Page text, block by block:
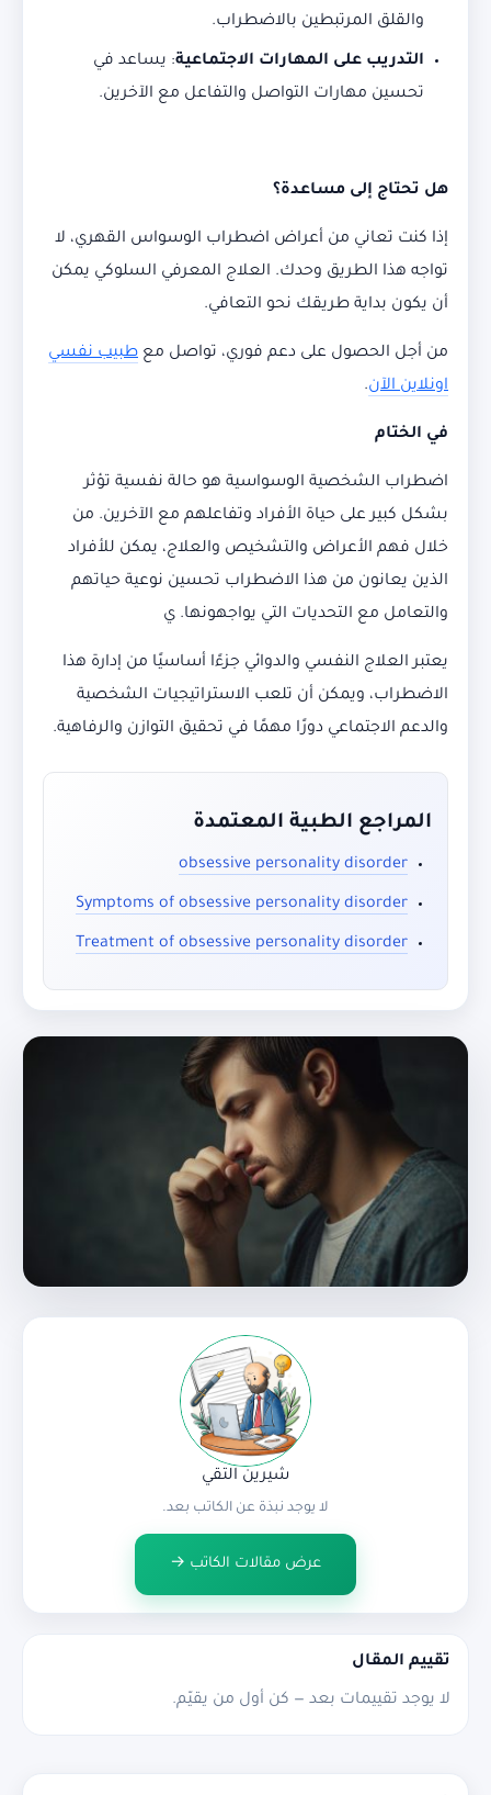
والقلق المرتبطين بالاضطراب.
التدريب على المهارات الاجتماعية: يساعد في
تحسين مهارات التواصل والتفاعل مع الآخرين.
هل تحتاج إلى مساعدة؟
إذا كنت تعاني من أعراض اضطراب الوسواس القهري، لا
تواجه هذا الطريق وحدك. العلاج المعرفي السلوكي يمكن
أن يكون بداية طريقك نحو التعافي.
من أجل الحصول على دعم فوري، تواصل مع طبيب نفسي
اونلاين الآن.
في الختام
اضطراب الشخصية الوسواسية هو حالة نفسية تؤثر
بشكل كبير على حياة الأفراد وتفاعلهم مع الآخرين. من
خلال فهم الأعراض والتشخيص والعلاج، يمكن للأفراد
الذين يعانون من هذا الاضطراب تحسين نوعية حياتهم
والتعامل مع التحديات التي يواجهونها. ي
يعتبر العلاج النفسي والدوائي جزءًا أساسيًا من إدارة هذا
الاضطراب، ويمكن أن تلعب الاستراتيجيات الشخصية
والدعم الاجتماعي دورًا مهمًا في تحقيق التوازن والرفاهية.
المراجع الطبية المعتمدة
obsessive personality disorder
Symptoms of obsessive personality disorder
Treatment of obsessive personality disorder
شيرين التقي
لا يوجد نبذة عن الكاتب بعد.
عرض مقالات الكاتب →
تقييم المقال
لا يوجد تقييمات بعد — كن أول من يقيّم.